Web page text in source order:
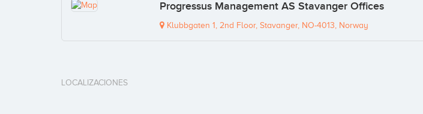
Progressus Management AS Stavanger Offices
Klubbgaten 1, 2nd Floor, Stavanger, NO-4013, Norway
LOCALIZACIONES